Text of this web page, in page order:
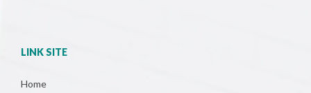
LINK SITE
Home